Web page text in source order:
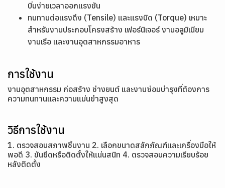
บิ่นง่ายเวลาออกแรงขัน
ทนทานต่อแรงดึง (Tensile) และแรงบิด (Torque) เหมาะ
สำหรับงานประกอบโครงสร้าง เฟอร์นิเจอร์ งานอลูมิเนียม
งานเรือ และงานอุตสาหกรรมอาหาร
การใช้งาน
งานอุตสาหกรรม ก่อสร้าง ช่างยนต์ และงานซ่อมบำรุงที่ต้องการ
ความทนทานและความแม่นยำสูงสุด
วิธีการใช้งาน
1. ตรวจสอบสภาพชิ้นงาน 2. เลือกขนาดสลักภัณฑ์และเครื่องมือให้
พอดี 3. ขันยึดหรือติดตั้งให้แน่นสนิท 4. ตรวจสอบความเรียบร้อย
หลังติดตั้ง